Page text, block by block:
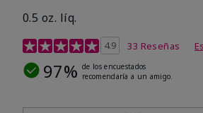
0.5 oz. líq.
Calificación de clientes de 4,9 de 5
4.9 33 Reseñas
97% de los encuestados
recomendaría a un amigo.